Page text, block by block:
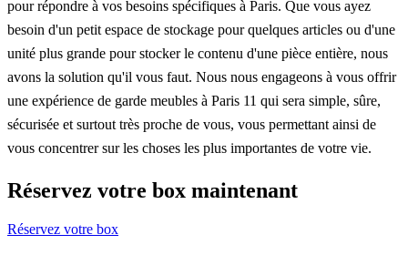
pour répondre à vos besoins spécifiques à Paris. Que vous ayez
besoin d'un petit espace de stockage pour quelques articles ou d'une
unité plus grande pour stocker le contenu d'une pièce entière, nous
avons la solution qu'il vous faut. Nous nous engageons à vous offrir
une expérience de garde meubles à Paris 11 qui sera simple, sûre,
sécurisée et surtout très proche de vous, vous permettant ainsi de
vous concentrer sur les choses les plus importantes de votre vie.
Réservez votre box maintenant
Réservez votre box